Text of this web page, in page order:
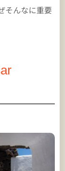
そんなに重要